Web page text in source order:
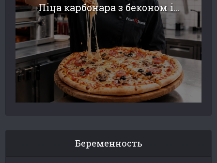
Піца карбонара з беконом і...
Беременность